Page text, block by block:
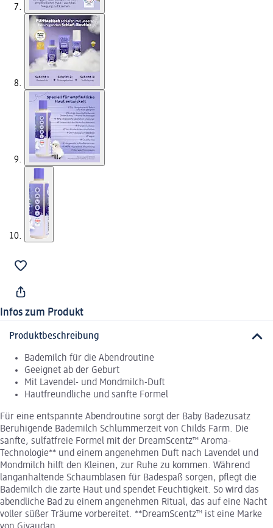
Infos zum Produkt
Produktbeschreibung
Bademilch für die Abendroutine
Geeignet ab der Geburt
Mit Lavendel- und Mondmilch-Duft
Hautfreundliche und sanfte Formel
Für eine entspannte Abendroutine sorgt der Baby Badezusatz
Beruhigende Bademilch Schlummerzeit von Childs Farm. Die
sanfte, sulfatfreie Formel mit der DreamScentz™ Aroma-
Technologie** und einem angenehmen Duft nach Lavendel und
Mondmilch hilft den Kleinen, zur Ruhe zu kommen. Während
langanhaltende Schaumblasen für Badespaß sorgen, pflegt die
Bademilch die zarte Haut und spendet Feuchtigkeit. So wird das
abendliche Bad zu einem angenehmen Ritual, das auf eine Nacht
voller süßer Träume vorbereitet. **DreamScentz™ ist eine Marke